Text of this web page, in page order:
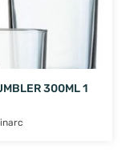
300ML 1